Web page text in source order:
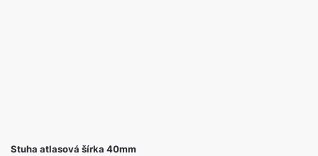
Stuha atlasová šírka 40mm